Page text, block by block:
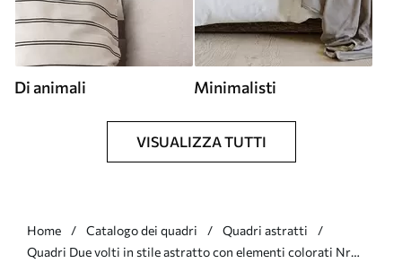
Di animali Minimalisti
VISUALIZZA TUTTI
Home Catalogo dei quadri
Quadri astratti
Quadri Due volti in stile astratto con elementi colorati Nr